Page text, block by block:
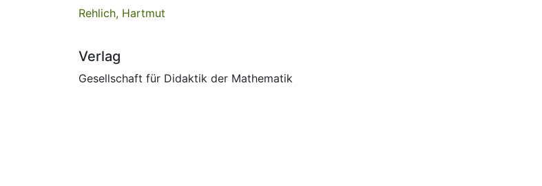
Rehlich, Hartmut
Verlag
Gesellschaft für Didaktik der Mathematik